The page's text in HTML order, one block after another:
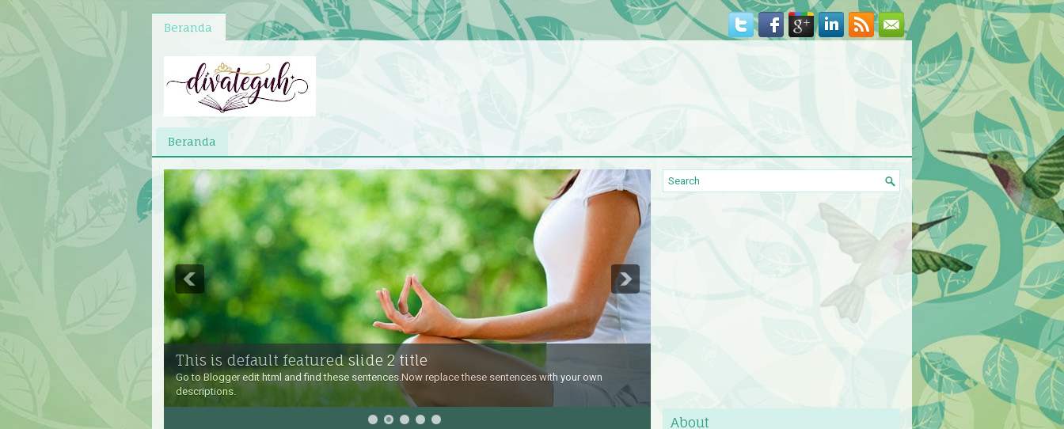
Beranda
Beranda
This is default featured slide 2 title
Go to Blogger edit html and find these sentences.Now replace these sentences with your own
descriptions.
About